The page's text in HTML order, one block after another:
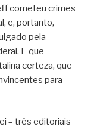
cometeu crimes
e, portanto,
pela
E que
certeza, que
para
– três editoriais